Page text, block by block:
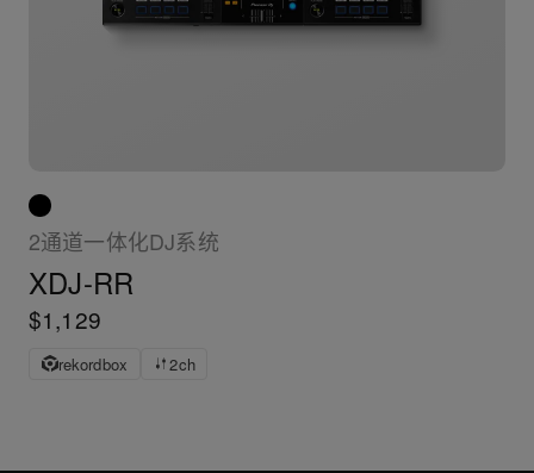
2通道一体化DJ系统
XDJ-RR
$1,129
rekordbox 2ch